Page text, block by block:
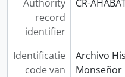
Authority
record
identifier
CR-
Identificatie
code van
Archivo
Monseñor